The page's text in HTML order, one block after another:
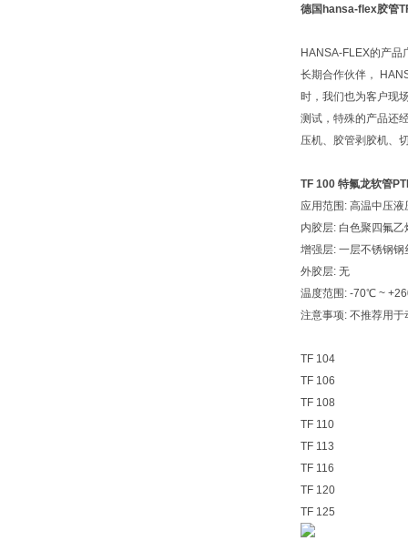
德国hansa-flex胶管
HANSA-FLEX的产品
长期合作伙伴，
时，我们也为客户现
测试，特殊的产品还
压机、胶管剥胶机、
TF 100 特氟龙软管
应用范围: 高温中压
内胶层: 白色聚四氟
增强层: 一层不锈钢钢
外胶层: 无
温度范围: -70℃ ~
注意事项: 不推荐用
TF 104
TF 106
TF 108
TF 110
TF 113
TF 116
TF 120
TF 125